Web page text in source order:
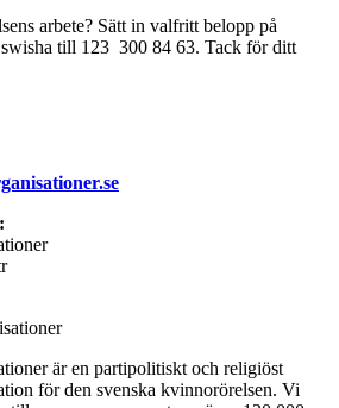
arbete? Sätt in valfritt belopp på
till 123 300 84 63. Tack för ditt
är en partipolitiskt och religiöst
för den svenska kvinnorörelsen. Vi